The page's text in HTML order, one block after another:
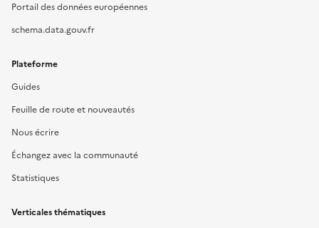
Portail des données européennes
schema.data.gouv.fr
Plateforme
Guides
Feuille de route et nouveautés
Nous écrire
Échangez avec la communauté
Statistiques
Verticales thématiques